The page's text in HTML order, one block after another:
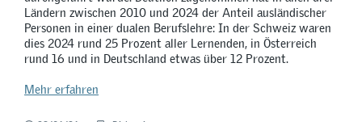
Ländern zwischen 2010 und 2024 der Anteil ausländischer
Personen in einer dualen Berufslehre: In der Schweiz waren
dies 2024 rund 25 Prozent aller Lernenden, in Österreich
rund 16 und in Deutschland etwas über 12 Prozent.
Mehr erfahren